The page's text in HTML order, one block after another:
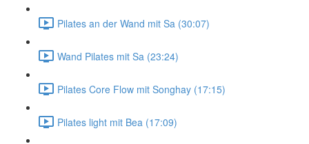
Pilates an der Wand mit Sa (30:07)
Wand Pilates mit Sa (23:24)
Pilates Core Flow mit Songhay (17:15)
Pilates light mit Bea (17:09)